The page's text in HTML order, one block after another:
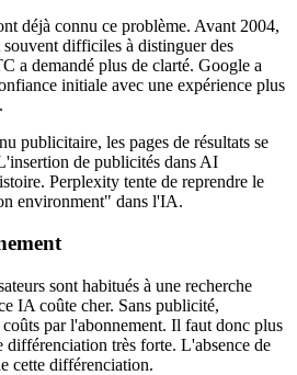
déjà connu ce problème. Avant 2004,
souvent difficiles à distinguer des
a demandé plus de clarté. Google a
initiale avec une expérience plus
publicitaire, les pages de résultats se
de publicités dans AI
Perplexity tente de reprendre le
environment" dans l'IA.
sont habitués à une recherche
IA coûte cher. Sans publicité,
par l'abonnement. Il faut donc plus
différenciation très forte. L'absence de
cette différenciation.